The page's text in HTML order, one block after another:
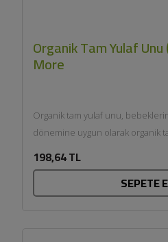
Organik Tam Yulaf
More
Organik tam yulaf unu,
dönemine uygun olarak organik
198,64 TL
SEPETE